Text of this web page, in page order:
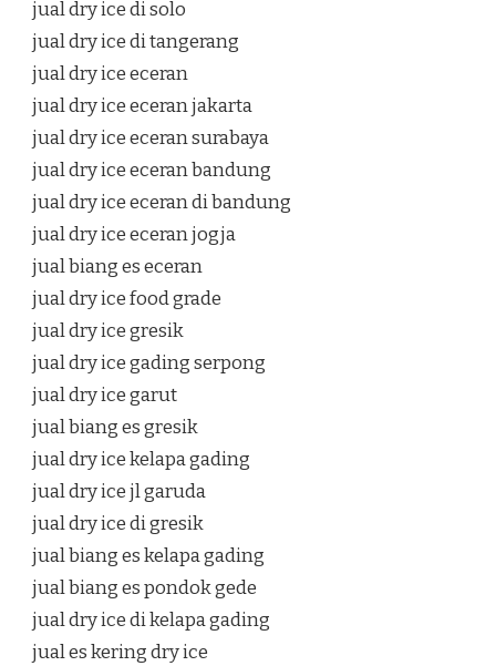
jual dry ice di solo
jual dry ice di tangerang
jual dry ice eceran
jual dry ice eceran jakarta
jual dry ice eceran surabaya
jual dry ice eceran bandung
jual dry ice eceran di bandung
jual dry ice eceran jogja
jual biang es eceran
jual dry ice food grade
jual dry ice gresik
jual dry ice gading serpong
jual dry ice garut
jual biang es gresik
jual dry ice kelapa gading
jual dry ice jl garuda
jual dry ice di gresik
jual biang es kelapa gading
jual biang es pondok gede
jual dry ice di kelapa gading
jual es kering dry ice